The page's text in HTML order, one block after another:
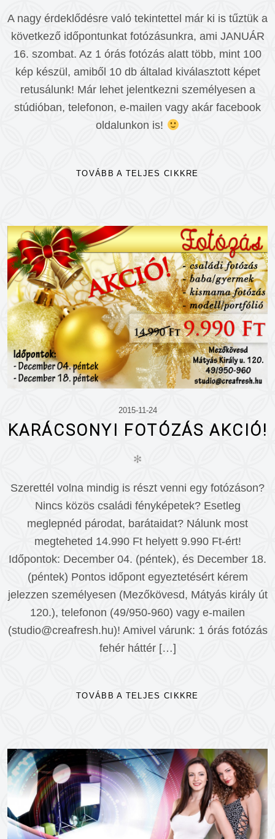
A nagy érdeklődésre való tekintettel már ki is tűztük a
következő időpontunkat fotózásunkra, ami JANUÁR
16. szombat. Az 1 órás fotózás alatt több, mint 100
kép készül, amiből 10 db általad kiválasztott képet
retusálunk! Már lehet jelentkezni személyesen a
stúdióban, telefonon, e-mailen vagy akár facebook
oldalunkon is!
TOVÁBB A TELJES CIKKRE
2015-11-24
KARÁCSONYI FOTÓZÁS AKCIÓ!
✻
Szerettél volna mindig is részt venni egy fotózáson?
Nincs közös családi fényképetek? Esetleg
meglepnéd párodat, barátaidat? Nálunk most
megteheted 14.990 Ft helyett 9.990 Ft-ért!
Időpontok: December 04. (péntek), és December 18.
(péntek) Pontos időpont egyeztetésért kérem
jelezzen személyesen (Mezőkövesd, Mátyás király út
120.), telefonon (49/950-960) vagy e-mailen
(studio@creafresh.hu)! Amivel várunk: 1 órás fotózás
fehér háttér […]
TOVÁBB A TELJES CIKKRE